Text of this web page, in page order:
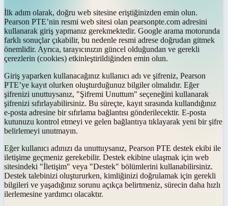
İlk adım olarak, doğru web sitesine eriştiğinizden emin olun.
Pearson PTE’nin resmi web sitesi olan pearsonpte.com adresini
kullanarak giriş yapmanız gerekmektedir. Google arama motorunda
farklı sonuçlar çıkabilir, bu nedenle resmi adrese doğrudan gitmek
önemlidir. Ayrıca, tarayıcınızın güncel olduğundan ve gerekli
çerezlerin (cookies) etkinleştirildiğinden emin olun.
Giriş yaparken kullanacağınız kullanıcı adı ve şifreniz, Pearson
PTE’ye kayıt olurken oluşturduğunuz bilgiler olmalıdır. Eğer
şifrenizi unuttuysanız, "Şifremi Unuttum" seçeneğini kullanarak
şifrenizi sıfırlayabilirsiniz. Bu süreçte, kayıt sırasında kullandığınız
e-posta adresine bir sıfırlama bağlantısı gönderilecektir. E-posta
kutunuzu kontrol etmeyi ve gelen bağlantıya tıklayarak yeni bir şifre
belirlemeyi unutmayın.
Eğer kullanıcı adınızı da unuttuysanız, Pearson PTE destek ekibi ile
iletişime geçmeniz gerekebilir. Destek ekibine ulaşmak için web
sitesindeki "İletişim" veya "Destek" bölümlerini kullanabilirsiniz.
Destek talebinizi oluştururken, kimliğinizi doğrulamak için gerekli
bilgileri ve yaşadığınız sorunu açıkça belirtmeniz, sürecin daha hızlı
ilerlemesine yardımcı olacaktır.